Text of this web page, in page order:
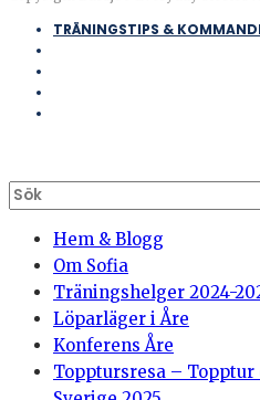
TRÄNINGSTIPS &
Hem & Blogg
Om Sofia
Träningshelger 2024-
Löparläger i Åre
Konferens Åre
Topptursresa –